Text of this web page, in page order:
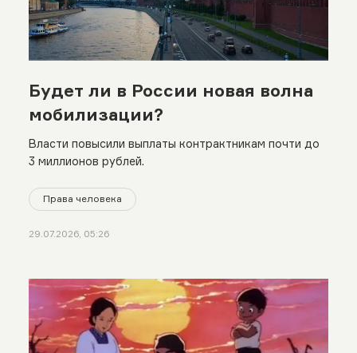
Будет ли в России новая волна
мобилизации?
Власти повысили выплаты контрактникам почти до
3 миллионов рублей.
Права человека
29.07.2026, 05:26